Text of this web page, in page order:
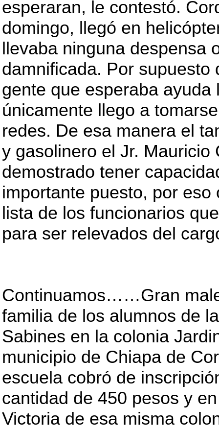
esperaran, le contestó.
domingo, llegó en
llevaba ninguna despensa
damnificada. Por
gente que esperaba ayuda
únicamente llego a
redes. De esa manera el
y gasolinero el Jr. Mauricio
demostrado tener
importante puesto, por
lista de los funcionarios
para ser relevados del
Continuamos……Gran
familia de los alumnos de
Sabines en la colonia
municipio de Chiapa de
escuela cobró de
cantidad de 450 pesos y
Victoria de esa misma